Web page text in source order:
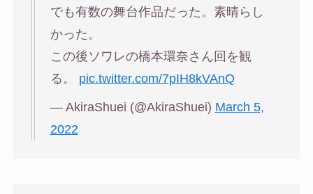
でも有数の舞台作品だった。素晴らし
かった。
この後ソワレの橋本環奈さん回を観
る。 pic.twitter.com/7pIH8kVAnQ
— AkiraShuei (@AkiraShuei) March 5,
2022